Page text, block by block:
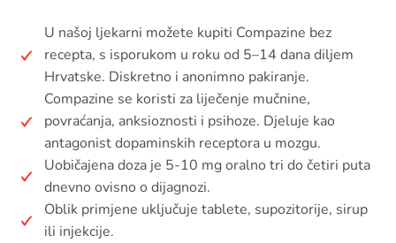
U našoj ljekarni možete kupiti Compazine bez
recepta, s isporukom u roku od 5–14 dana diljem
Hrvatske. Diskretno i anonimno pakiranje.
Compazine se koristi za liječenje mučnine,
povraćanja, anksioznosti i psihoze. Djeluje kao
antagonist dopaminskih receptora u mozgu.
Uobičajena doza je 5-10 mg oralno tri do četiri puta
dnevno ovisno o dijagnozi.
Oblik primjene uključuje tablete, supozitorije, sirup
ili injekcije.